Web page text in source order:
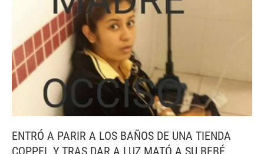
ENTRÓ A PARIR A LOS BAÑOS DE UNA TIENDA
COPPEL Y TRAS DAR A LUZ MATÓ A SU BEBÉ